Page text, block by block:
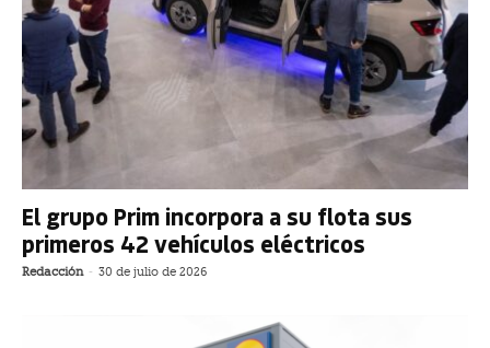
El grupo Prim incorpora a su flota sus
primeros 42 vehículos eléctricos
Redacción - 30 de julio de 2026